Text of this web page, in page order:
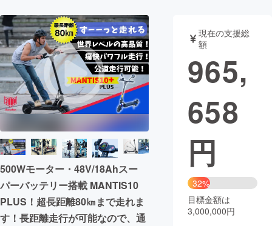
テクノロジー・ガジェット
映像・映画 書籍・雑誌
ビジネス・起業 チャレンジ
まちづくり・地域活性化
CAMPFIRE for Social Good
CAMPFIRE Creation
CAMPFIREふるさと納税machi-ya コミュニティ
500Wモーター・48V/18Ahスー
パーバッテリー搭載 MANTIS10
PLUS！超長距離80㎞まで走れま
す！長距離走行が可能なので、通
現在の支援総
額
965,
658
円
32%
目標金額は
3,000,000円